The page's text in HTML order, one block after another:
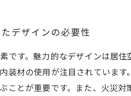
デザインの必要性
です。魅力的なデザインは居
装材の使用が注目されていま
ことが重要です。また、火災